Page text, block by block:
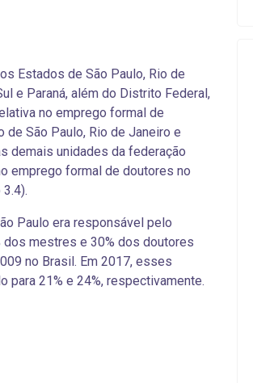
Estados de São Paulo, Rio de
e Paraná, além do Distrito Federal,
no emprego formal de
de São Paulo, Rio de Janeiro e
demais unidades da federação
emprego formal de doutores no
Paulo era responsável pelo
mestres e 30% dos doutores
no Brasil. Em 2017, esses
para 21% e 24%, respectivamente.